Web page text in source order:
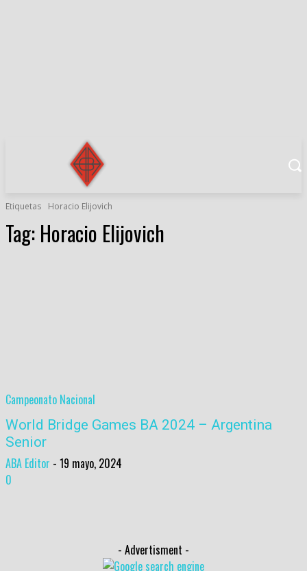
Etiquetas Horacio Elijovich
Tag: Horacio Elijovich
Campeonato Nacional
World Bridge Games BA 2024 – Argentina
Senior
ABA Editor - 19 mayo, 2024
0
- Advertisment -